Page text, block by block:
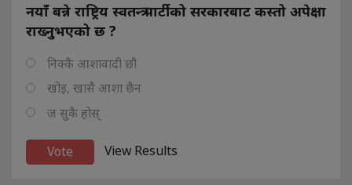
नयाँ बन्ने राष्ट्रिय स्वतन्त्र पार्टीको सरकारबाट कस्तो अपेक्षा
राख्नुभएको छ ?
निक्कै आशावादी छौ
खोइ, खासै आशा छैन
ज सुकै होस्
View Results